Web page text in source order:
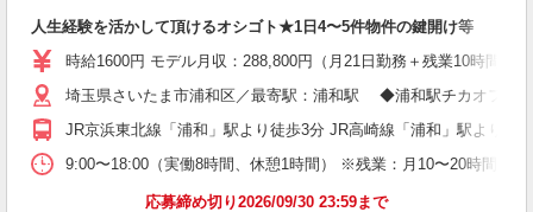
人生経験を活かして頂けるオシゴト★1日4〜5件物件の鍵開け等
時給1600円 モデル月収：288,800円（月21日勤務＋残業10時間の
埼玉県さいたま市浦和区／最寄駅：浦和駅 ◆浦和駅チカオフィ
JR京浜東北線「浦和」駅より徒歩3分 JR高崎線「浦和」駅より徒
9:00〜18:00（実働8時間、休憩1時間） ※残業：月10〜20時間程
応募締め切り2026/09/30 23:59まで